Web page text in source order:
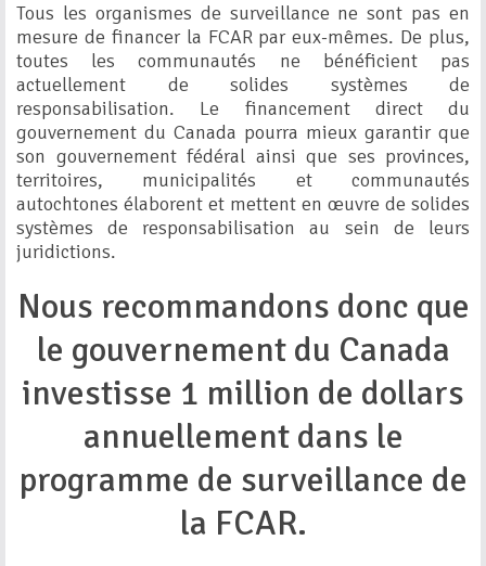
Tous les organismes de surveillance ne sont pas en
mesure de financer la FCAR par eux-mêmes. De plus,
toutes les communautés ne bénéficient pas
actuellement de solides systèmes de
responsabilisation. Le financement direct du
gouvernement du Canada pourra mieux garantir que
son gouvernement fédéral ainsi que ses provinces,
territoires, municipalités et communautés
autochtones élaborent et mettent en œuvre de solides
systèmes de responsabilisation au sein de leurs
juridictions.
Nous recommandons donc que
le gouvernement du Canada
investisse 1 million de dollars
annuellement dans le
programme de surveillance de
la FCAR.